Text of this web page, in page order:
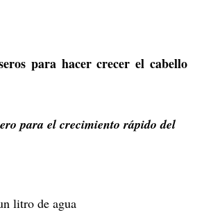
para hacer crecer el cabello
para el crecimiento rápido del
litro de agua